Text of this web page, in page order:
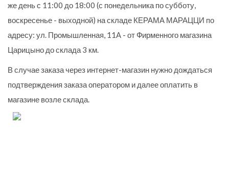
же день с 11:00 до 18:00 (с понедельника по субботу,
воскресенье - выходной) на складе КЕРАМА МАРАЦЦИ по
адресу: ул. Промышленная, 11А - от Фирменного магазина
Царицыно до склада 3 км.
В случае заказа через интернет-магазин нужно дождаться
подтверждения заказа оператором и далее оплатить в
магазине возле склада.